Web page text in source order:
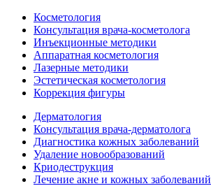
Косметология
Консультация врача-косметолога
Инъекционные методики
Аппаратная косметология
Лазерные методики
Эстетическая косметология
Коррекция фигуры
Дерматология
Консультация врача-дерматолога
Диагностика кожных заболеваний
Удаление новообразований
Криодеструкция
Лечение акне и кожных заболеваний